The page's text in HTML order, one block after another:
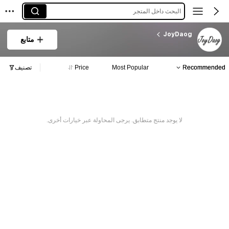
البحث داخل المتجر
JoyDaog
متابع
Recommended
Most Popular
Price تصنيف
لا يوجد منتج متطابق. يرجى المحاولة عبر خيارات أخرى.